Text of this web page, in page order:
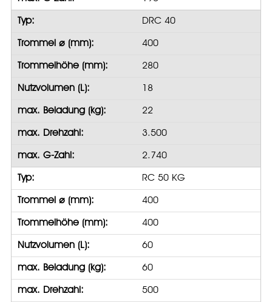
Typ: DRC 40
Trommel ⌀ (mm): 400
Trommelhöhe (mm): 280
Nutzvolumen (L): 18
max. Beladung (kg): 22
max. Drehzahl: 3.500
max. G-Zahl: 2.740
Typ: RC 50 KG
Trommel ⌀ (mm): 400
Trommelhöhe (mm): 400
Nutzvolumen (L): 60
max. Beladung (kg): 60
max. Drehzahl: 500